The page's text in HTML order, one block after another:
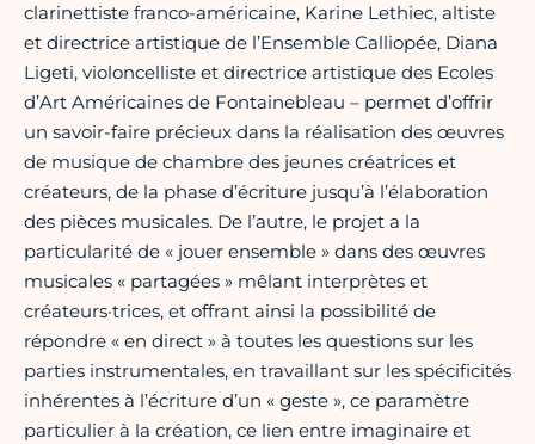
clarinettiste franco-américaine, Karine Lethiec, altiste
et directrice artistique de l’Ensemble Calliopée, Diana
Ligeti, violoncelliste et directrice artistique des Ecoles
d’Art Américaines de Fontainebleau – permet d’offrir
un savoir-faire précieux dans la réalisation des œuvres
de musique de chambre des jeunes créatrices et
créateurs, de la phase d’écriture jusqu’à l’élaboration
des pièces musicales. De l’autre, le projet a la
particularité de « jouer ensemble » dans des œuvres
musicales « partagées » mêlant interprètes et
créateurs·trices, et offrant ainsi la possibilité de
répondre « en direct » à toutes les questions sur les
parties instrumentales, en travaillant sur les spécificités
inhérentes à l’écriture d’un « geste », ce paramètre
particulier à la création, ce lien entre imaginaire et